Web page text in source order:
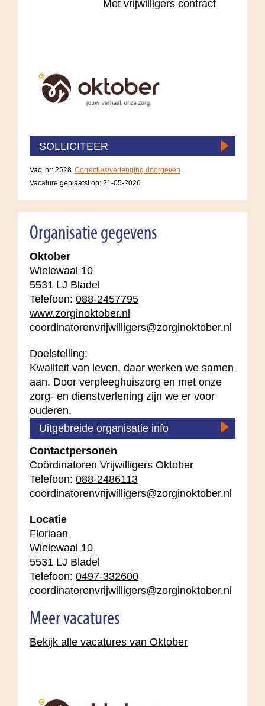
Met vrijwilligers contract
SOLLICITEER
Vac. nr: 2528 Correcties/verlenging doorgeven
Vacature geplaatst op: 21-05-2026
Organisatie gegevens
Oktober
Wielewaal 10
5531 LJ Bladel
Telefoon: 088-2457795
www.zorginoktober.nl
coordinatorenvrijwilligers@zorginoktober.nl
Doelstelling:
Kwaliteit van leven, daar werken we samen
aan. Door verpleeghuiszorg en met onze
zorg- en dienstverlening zijn we er voor
ouderen.
Uitgebreide organisatie info
Contactpersonen
Coördinatoren Vrijwilligers Oktober
Telefoon: 088-2486113
coordinatorenvrijwilligers@zorginoktober.nl
Locatie
Floriaan
Wielewaal 10
5531 LJ Bladel
Telefoon: 0497-332600
coordinatorenvrijwilligers@zorginoktober.nl
Meer vacatures
Bekijk alle vacatures van Oktober